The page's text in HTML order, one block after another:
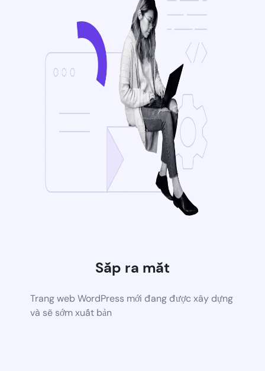
Sắp ra mắt
Trang web WordPress mới đang được xây dựng
và sẽ sớm xuất bản